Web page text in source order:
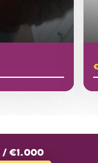
/ €1.000